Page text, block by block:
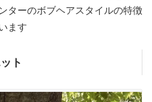
ターのボブヘアスタイルの特徴
ます
ト